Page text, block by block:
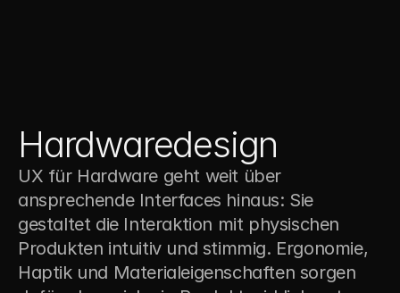
Hardwaredesign
UX für Hardware geht weit über
ansprechende Interfaces hinaus: Sie
gestaltet die Interaktion mit physischen
Produkten intuitiv und stimmig. Ergonomie,
Haptik und Materialeigenschaften sorgen